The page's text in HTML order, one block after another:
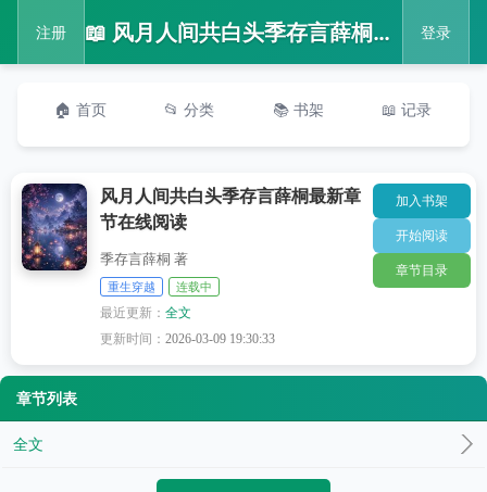
注册 📖 风月人间共白头季存言薛桐最新章节在线阅读 登录
🏠 首页 📂 分类 📚 书架 📖 记录
风月人间共白头季存言薛桐最新章
节在线阅读
季存言薛桐 著
重生穿越 连载中
最近更新：全文
更新时间：2026-03-09 19:30:33
加入书架
开始阅读
章节目录
章节列表
全文